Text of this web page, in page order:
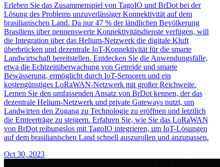
Erleben Sie das Zusammenspiel von TagoIO und BrDot bei der
Lösung des Problems unzuverlässiger Konnektivität auf dem
brasilianischen Land. Da nur 47 % der ländlichen Bevölkerung
Brasiliens über nennenswerte Konnektivitätsdienste verfügen, will
die Integration über das Helium-Netzwerk die digitale Kluft
überbrücken und dezentrale IoT-Konnektivität für die smarte
Landwirtschaft bereitstellen. Entdecken Sie die Anwendungsfälle,
etwa die Echtzeitüberwachung von Getreide und smarte
Bewässerung, ermöglicht durch IoT-Sensoren und ein
kostengünstiges LoRaWAN-Netzwerk mit großer Reichweite.
Lernen Sie den umfassenden Ansatz von BrDot kennen, der das
dezentrale Helium-Netzwerk und private Gateways nutzt, um
Landwirten den Zugang zu Technologie zu eröffnen und letztlich
die Ernteerträge zu steigern. Erfahren Sie, wie Sie das LoRaWAN
von BrDot reibungslos mit TagoIO integrieren, um IoT-Lösungen
auf dem brasilianischen Land schnell auszurollen und anzupassen.
Oct 30, 2023